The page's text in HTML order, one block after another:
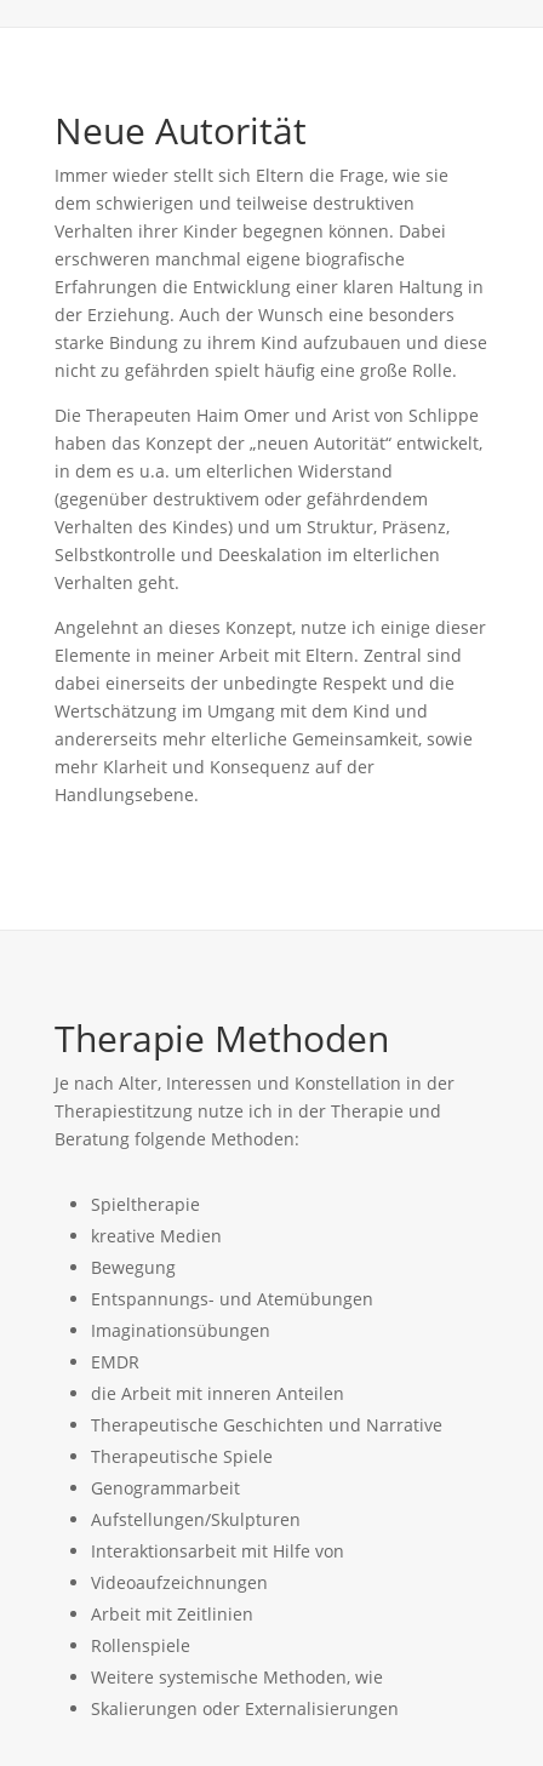
Neue Autorität
Immer wieder stellt sich Eltern die Frage, wie sie
dem schwierigen und teilweise destruktiven
Verhalten ihrer Kinder begegnen können. Dabei
erschweren manchmal eigene biografische
Erfahrungen die Entwicklung einer klaren Haltung in
der Erziehung. Auch der Wunsch eine besonders
starke Bindung zu ihrem Kind aufzubauen und diese
nicht zu gefährden spielt häufig eine große Rolle.
Die Therapeuten Haim Omer und Arist von Schlippe
haben das Konzept der „neuen Autorität“ entwickelt,
in dem es u.a. um elterlichen Widerstand
(gegenüber destruktivem oder gefährdendem
Verhalten des Kindes) und um Struktur, Präsenz,
Selbstkontrolle und Deeskalation im elterlichen
Verhalten geht.
Angelehnt an dieses Konzept, nutze ich einige dieser
Elemente in meiner Arbeit mit Eltern. Zentral sind
dabei einerseits der unbedingte Respekt und die
Wertschätzung im Umgang mit dem Kind und
andererseits mehr elterliche Gemeinsamkeit, sowie
mehr Klarheit und Konsequenz auf der
Handlungsebene.
Therapie Methoden
Je nach Alter, Interessen und Konstellation in der
Therapiestitzung nutze ich in der Therapie und
Beratung folgende Methoden:
Spieltherapie
kreative Medien
Bewegung
Entspannungs- und Atemübungen
Imaginationsübungen
EMDR
die Arbeit mit inneren Anteilen
Therapeutische Geschichten und Narrative
Therapeutische Spiele
Genogrammarbeit
Aufstellungen/Skulpturen
Interaktionsarbeit mit Hilfe von
Videoaufzeichnungen
Arbeit mit Zeitlinien
Rollenspiele
Weitere systemische Methoden, wie
Skalierungen oder Externalisierungen